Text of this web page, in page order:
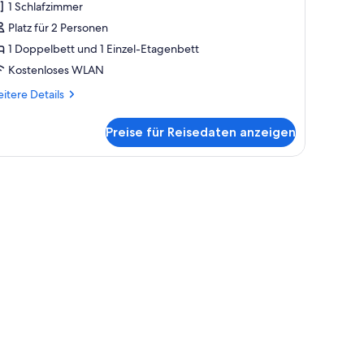
1 Schlafzimmer
Platz für 2 Personen
1 Doppelbett und 1 Einzel-Etagenbett
Kostenloses WLAN
Details
Preise für Reisedaten anzeigen
Bank.
einem Wand-Fernseher, einem Nachttisch und einem Fenster mit